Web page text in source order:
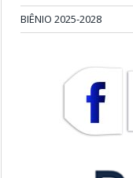
BIÊNIO 2025-2028